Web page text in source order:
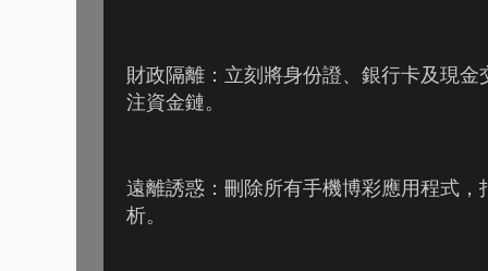
財政隔離：立刻將身份證、銀行卡及現
注資金鏈。
遠離誘惑：刪除所有手機博彩應用程式
析。